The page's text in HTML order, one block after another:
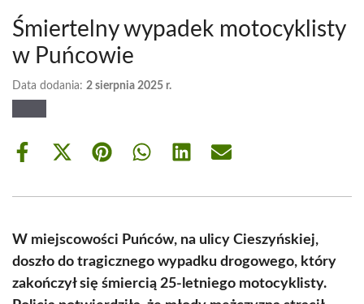
Śmiertelny wypadek motocyklisty
w Puńcowie
Data dodania: 2 sierpnia 2025 r.
Share
Share
(Twitter)
Share Share Share Share
W miejscowości Puńców, na ulicy Cieszyńskiej,
doszło do tragicznego wypadku drogowego, który
zakończył się śmiercią 25-letniego motocyklisty.